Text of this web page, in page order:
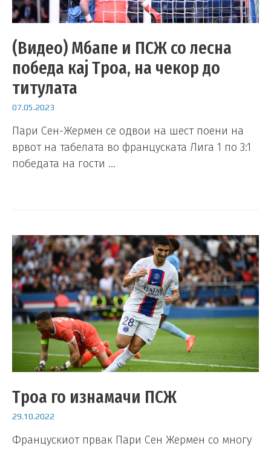
(Видео) Мбапе и ПСЖ со лесна
победа кај Троа, на чекор до
титулата
07.05.2023
Пари Сен-Жермен се одвои на шест поени на
врвот на табелата во француската Лига 1 по 3:1
победата на гости …
Троа го изнамачи ПСЖ
29.10.2022
Францускиот првак Пари Сен Жермен со многу